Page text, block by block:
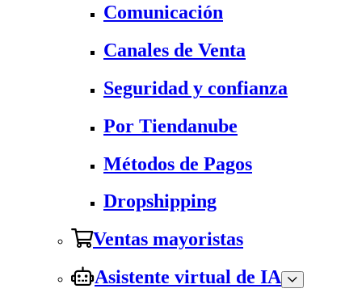
Comunicación
Canales de Venta
Seguridad y confianza
Por Tiendanube
Métodos de Pagos
Dropshipping
Ventas mayoristas
Asistente virtual de IA